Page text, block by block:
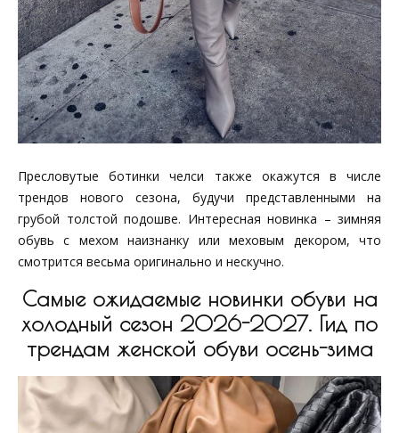
Пресловутые ботинки челси также окажутся в числе
трендов нового сезона, будучи представленными на
грубой толстой подошве. Интересная новинка – зимняя
обувь с мехом наизнанку или меховым декором, что
смотрится весьма оригинально и нескучно.
Самые ожидаемые новинки обуви на
холодный сезон 2026-2027. Гид по
трендам женской обуви осень-зима